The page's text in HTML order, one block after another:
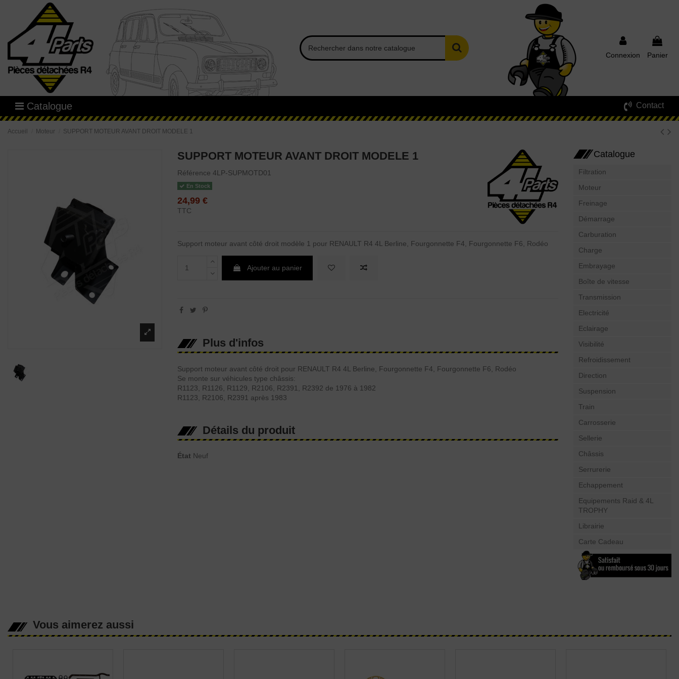
Connexion Panier
Catalogue Contact
Accueil Moteur SUPPORT MOTEUR AVANT DROIT MODELE 1
SUPPORT MOTEUR AVANT DROIT MODELE 1
Référence 4LP-SUPMOTD01
En Stock
24,99 €
TTC
Support moteur avant côté droit modèle 1 pour RENAULT R4 4L Berline, Fourgonnette F4, Fourgonnette F6, Rodéo
Ajouter au panier
Plus d'infos
Support moteur avant côté droit pour RENAULT R4 4L Berline, Fourgonnette F4, Fourgonnette F6, Rodéo
Se monte sur véhicules type châssis:
R1123, R1126, R1129, R2106, R2391, R2392 de 1976 à 1982
R1123, R2106, R2391 après 1983
Détails du produit
État Neuf
Catalogue
Filtration
Moteur
Freinage
Démarrage
Carburation
Charge
Embrayage
Boîte de vitesse
Transmission
Electricité
Eclairage
Visibilité
Refroidissement
Direction
Suspension
Train
Carrosserie
Sellerie
Châssis
Serrurerie
Echappement
Equipements Raid & 4L
TROPHY
Librairie
Carte Cadeau
Vous aimerez aussi